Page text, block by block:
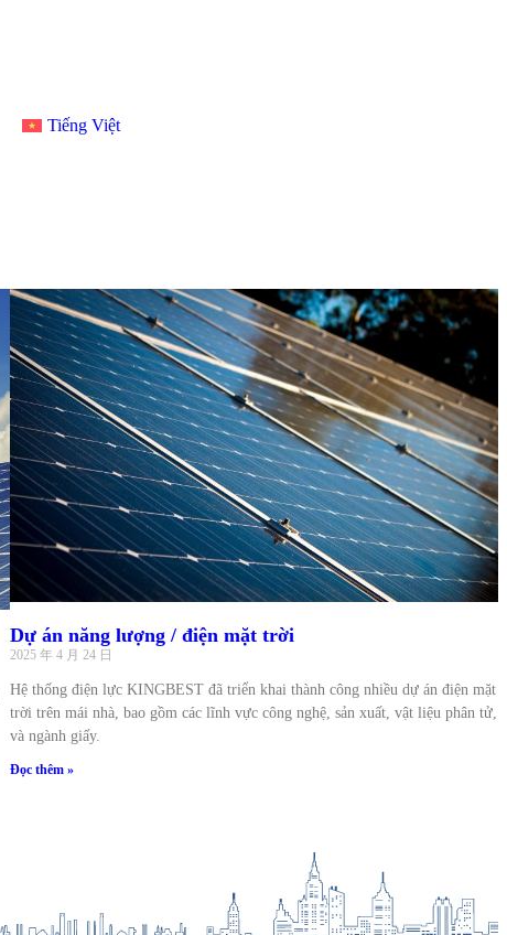
Tiếng Việt
Dự án năng lượng / điện mặt trời
2025 年 4 月 24 日
Hệ thống điện lực KINGBEST đã triển khai thành công nhiều dự án điện mặt
trời trên mái nhà, bao gồm các lĩnh vực công nghệ, sản xuất, vật liệu phân tử,
và ngành giấy.
Đọc thêm »